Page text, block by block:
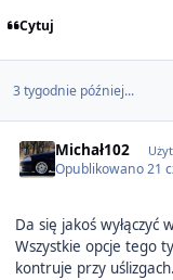
Cytuj
3 tygodnie później...
Michał102
Opublikowano21
Da się jakoś
Wszystkie opcje tego
kontruje przy uślizgach.